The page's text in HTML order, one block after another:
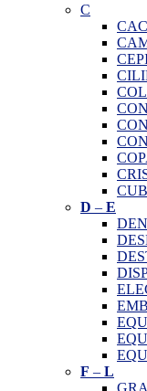
C
D – E
F – L